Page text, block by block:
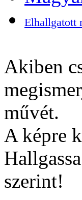
Elhallgatott
Akiben
művét.
A képre
szerint!